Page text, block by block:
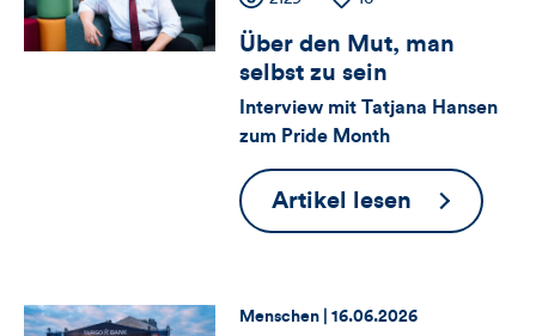
Zähler
für
Views,
Likes
und
dieses
Views
Likes
Über den Mut, man
selbst zu sein
Interview mit Tatjana Hansen
zum Pride Month
Artikel lesen Über
den
man
Thema:
Menschen | Datum:
16.06.2026